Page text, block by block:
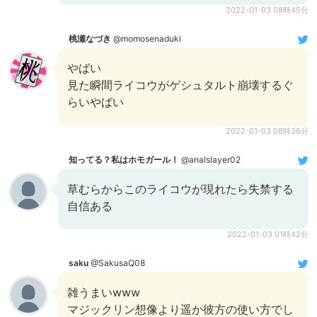
2022-01-03 08時45分
桃瀬なづき @momosenaduki
やばい
見た瞬間ライコウがゲシュタルト崩壊するぐ
らいやばい
2022-01-03 08時38分
知ってる？私はホモガール！ @analslayer02
草むらからこのライコウが現れたら失禁する
自信ある
2022-01-03 01時42分
saku @SakusaQ08
雑うまいwww
マジックリン想像より遥か彼方の使い方でし